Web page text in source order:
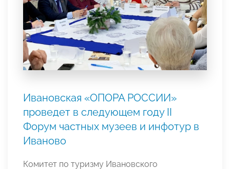
Ивановская «ОПОРА РОССИИ»
проведет в следующем году II
Форум частных музеев и инфотур в
Иваново
Комитет по туризму Ивановского